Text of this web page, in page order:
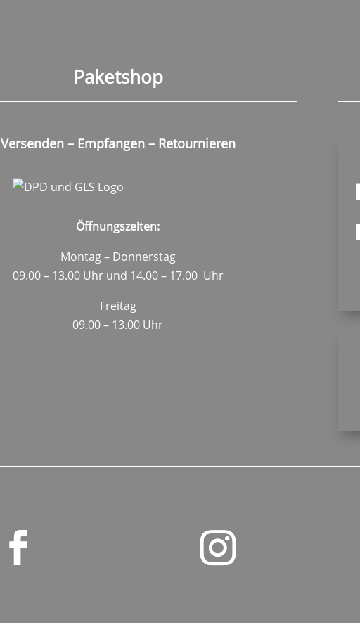
Paketshop
Versenden – Empfangen – Retournieren
Öffnungszeiten:
Montag – Donnerstag
09.00 – 13.00 Uhr und 14.00 – 17.00 Uhr
Freitag
09.00 – 13.00 Uhr